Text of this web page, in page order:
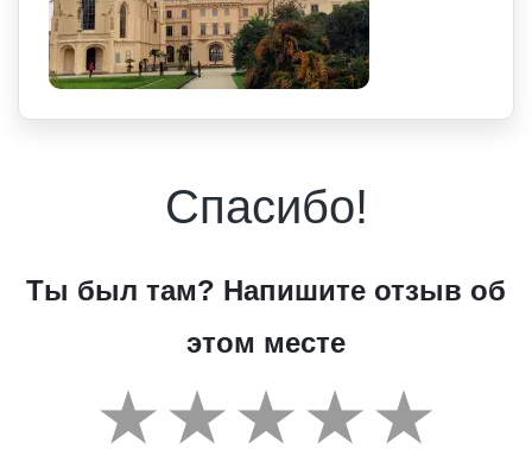
Спасибо!
Ты был там? Напишите отзыв об
этом месте